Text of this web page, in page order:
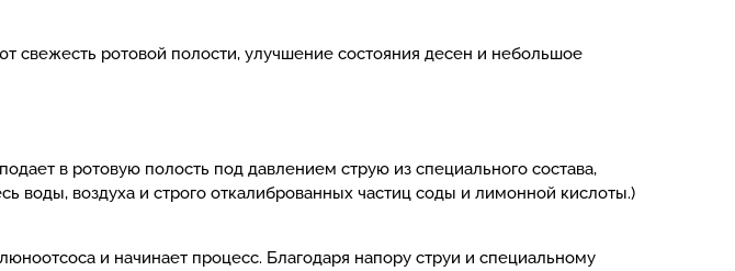
свежесть ротовой полости, улучшение состояния десен и небольшое
в ротовую полость под давлением струю из специального состава,
воды, воздуха и строго откалиброванных частиц соды и лимонной кислоты.)
и начинает процесс. Благодаря напору струи и специальному